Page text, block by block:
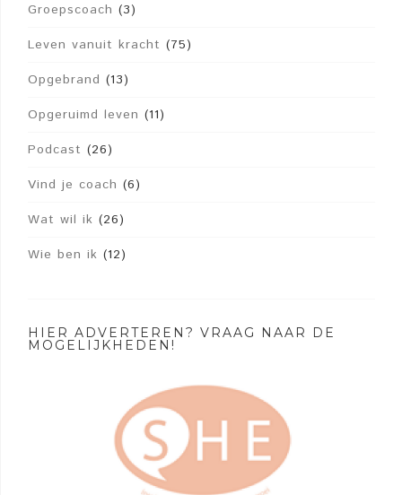
Groepscoach (3)
Leven vanuit kracht (75)
Opgebrand (13)
Opgeruimd leven (11)
Podcast (26)
Vind je coach (6)
Wat wil ik (26)
Wie ben ik (12)
HIER ADVERTEREN? VRAAG NAAR DE
MOGELIJKHEDEN!